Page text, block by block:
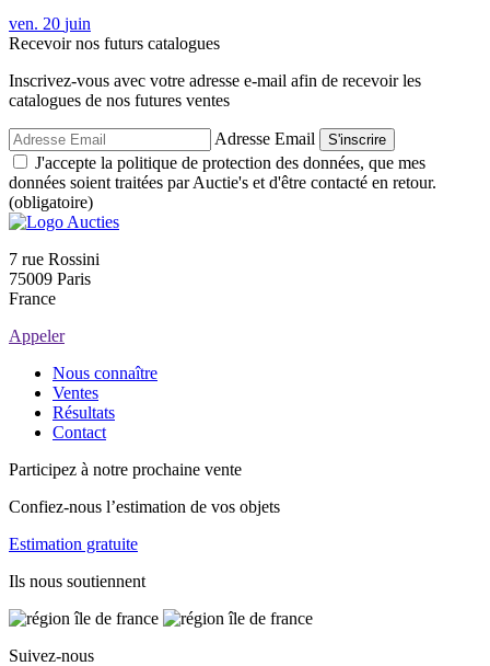
ven. 20 juin
Recevoir nos futurs catalogues
Inscrivez-vous avec votre adresse e-mail afin de recevoir les
catalogues de nos futures ventes
Adresse Email S'inscrire
J'accepte la politique de protection des données, que mes
données soient traitées par Auctie's et d'être contacté en retour.
(obligatoire)
7 rue Rossini
75009 Paris
France
Appeler
Nous connaître
Ventes
Résultats
Contact
Participez à notre prochaine vente
Confiez-nous l’estimation de vos objets
Estimation gratuite
Ils nous soutiennent
Suivez-nous